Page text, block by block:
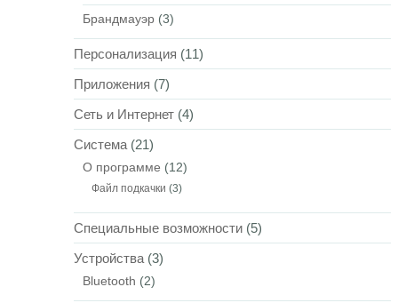
Брандмауэр (3)
Персонализация (11)
Приложения (7)
Сеть и Интернет (4)
Система (21)
О программе (12)
Файл подкачки (3)
Специальные возможности (5)
Устройства (3)
Bluetooth (2)